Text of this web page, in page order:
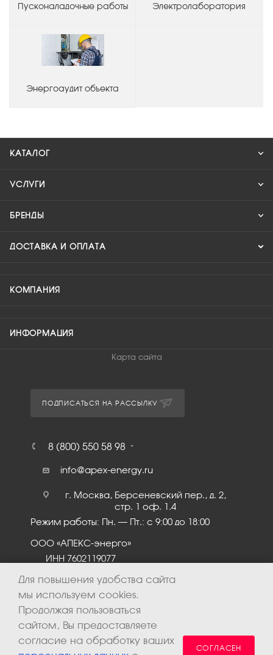
Пусконаладочные работы Электролаборатория
Энергоаудит объекта
КАТАЛОГ
УСЛУГИ
БРЕНДЫ
ДОСТАВКА И ОПЛАТА
КОМПАНИЯ
ИНФОРМАЦИЯ
Карта сайта
ПОДПИСАТЬСЯ НА РАССЫЛКУ
8 (800) 550 58 98
info@apex-energy.ru
г. Москва, Берсеневский пер., д. 2,
стр. 1 оф. 1.4
Режим работы: Пн. – Пт.: с 9:00 до 18:00
ООО «АПЕКС-энерго»
ИНН 7602119077
Для повышения удобства сайта
мы используем cookies.
Продолжая пользоваться
сайтом, Вы предоставляете
согласие на обработку ваших
СОГЛАСЕН